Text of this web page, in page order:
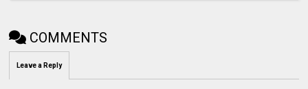
COMMENTS
Leave a Reply